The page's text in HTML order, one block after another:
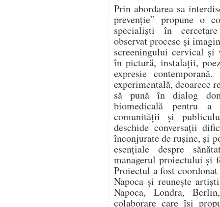
Prin abordarea sa
prevenție” propune o
specialiști în
observat procese și
screeningului cervical și
în pictură, instalații,
expresie
experimentală, deoarece
să pună în dialog
biomedicală pentru a
comunității și
deschide conversații
înconjurate de rușine, și
esențiale despre
managerul proiectului și
Proiectul a fost
Napoca și reunește
Napoca, Londra,
colaborare care își